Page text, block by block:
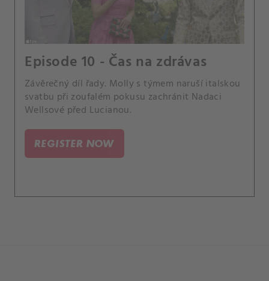
Episode 10 - Čas na zdrávas
Závěrečný díl řady. Molly s týmem naruší italskou
svatbu při zoufalém pokusu zachránit Nadaci
Wellsové před Lucianou.
REGISTER NOW